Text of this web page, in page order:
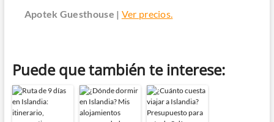
Apotek Guesthouse | Ver precios.
Puede que también te interese: